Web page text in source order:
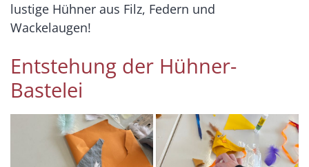
lustige Hühner aus Filz, Federn und
Wackelaugen!
Entstehung der Hühner-
Bastelei